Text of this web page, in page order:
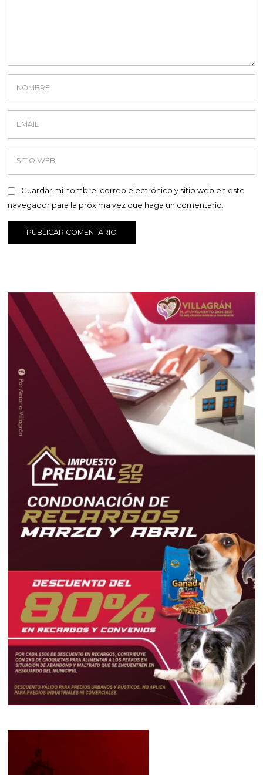
Guardar mi nombre, correo electrónico y sitio web en este
navegador para la próxima vez que haga un comentario.